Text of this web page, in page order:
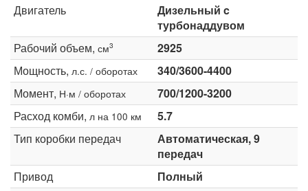
Двигатель
Дизельный c
турбонаддувом
Рабочий объем, см3
2925
Мощность, л.с. / оборотах
340/3600-4400
Момент, Н·м / оборотах
700/1200-3200
Расход комби, л на 100 км
5.7
Тип коробки передач
Автоматическая, 9
передач
Привод
Полный